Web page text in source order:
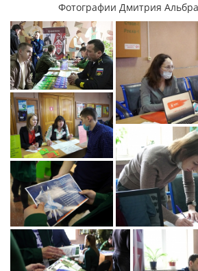
Фотографии Дмитрия